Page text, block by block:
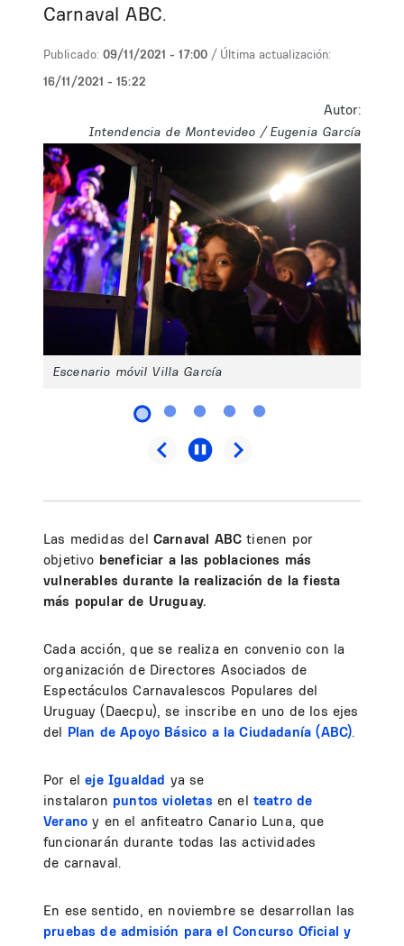
Carnaval ABC.
Publicado: 09/11/2021 - 17:00 / Última actualización:
16/11/2021 - 15:22
Autor:
Intendencia de Montevideo / Eugenia García
Escenario móvil Villa García
Las medidas del Carnaval ABC tienen por
objetivo beneficiar a las poblaciones más
vulnerables durante la realización de la fiesta
más popular de Uruguay.
Cada acción, que se realiza en convenio con la
organización de Directores Asociados de
Espectáculos Carnavalescos Populares del
Uruguay (Daecpu), se inscribe en uno de los ejes
del Plan de Apoyo Básico a la Ciudadanía (ABC).
Por eleje Igualdad ya se
instalaron puntos violetas en el teatro de
Verano y en el anfiteatro Canario Luna, que
funcionarán durante todas las actividades
de carnaval.
En ese sentido, en noviembre se desarrollan las
pruebas de admisión para el Concurso Oficial y